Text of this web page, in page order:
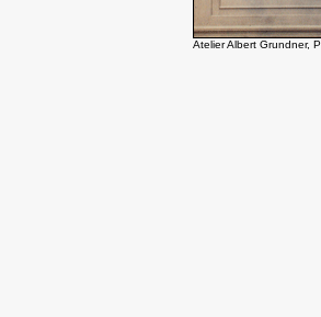
Atelier Albert Grundner,